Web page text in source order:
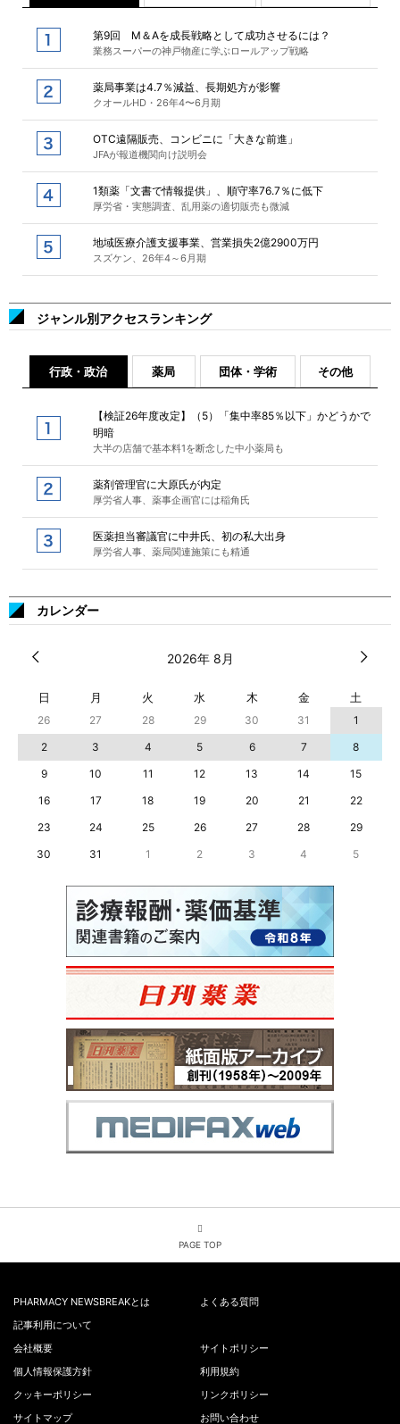
第9回 M＆Aを成長戦略として成功させるには？
業務スーパーの神戸物産に学ぶロールアップ戦略
薬局事業は4.7％減益、長期処方が影響
クオールHD・26年4〜6月期
OTC遠隔販売、コンビニに「大きな前進」
JFAが報道機関向け説明会
1類薬「文書で情報提供」、順守率76.7％に低下
厚労省・実態調査、乱用薬の適切販売も微減
地域医療介護支援事業、営業損失2億2900万円
スズケン、26年4～6月期
ジャンル別アクセスランキング
行政・政治 薬局 団体・学術 その他
【検証26年度改定】（5）「集中率85％以下」かどうかで
明暗
大半の店舗で基本料1を断念した中小薬局も
薬剤管理官に大原氏が内定
厚労省人事、薬事企画官には稲角氏
医薬担当審議官に中井氏、初の私大出身
厚労省人事、薬局関連施策にも精通
カレンダー
2026年 8月
日 月 火 水 木 金 土
26 27 28 29 30 31
1
2
3 4 5 6 7
8
9
10 11 12 13 14
15
16
17 18 19 20 21
22
23
24 25 26 27 28
29
30
31 1 2 3 4 5
PAGE TOP
PHARMACY NEWSBREAKとは
よくある質問
記事利用について
会社概要
サイトポリシー
個人情報保護方針
利用規約
クッキーポリシー
リンクポリシー
サイトマップ
お問い合わせ